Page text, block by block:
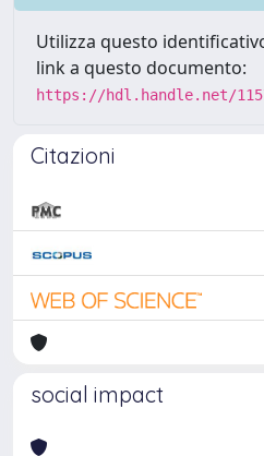
Utilizza questo
link a questo documento:
https://hdl.handle.net/
Citazioni
social impact